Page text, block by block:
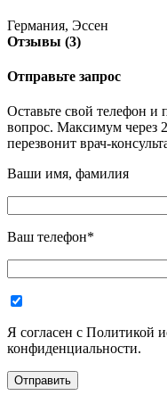
Германия, Эссен
Отзывы (3)
Отправьте запрос
Оставьте свой телефон
вопрос. Максимум через
перезвонит врач-
Ваши имя, фамилия
Ваш телефон*
Я согласен с Политикой
конфиденциальности.